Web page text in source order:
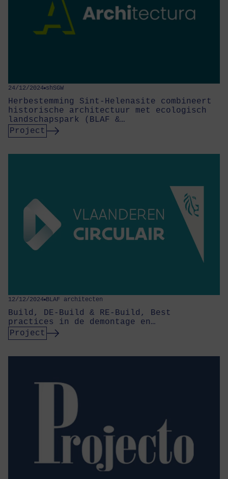
24/12/2024 shSGW
Herbestemming Sint-Helenasite combineert
historische architectuur met ecologisch
landschapspark (BLAF &…
Project
12/12/2024 BLAF architecten
Build, DE-Build & RE-Build, Best
practices in de demontage en…
Project